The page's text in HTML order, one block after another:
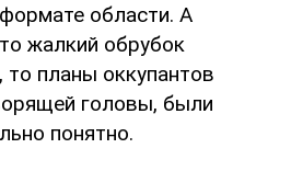
области. А
жалкий обрубок
планы оккупантов
головы, были
понятно.